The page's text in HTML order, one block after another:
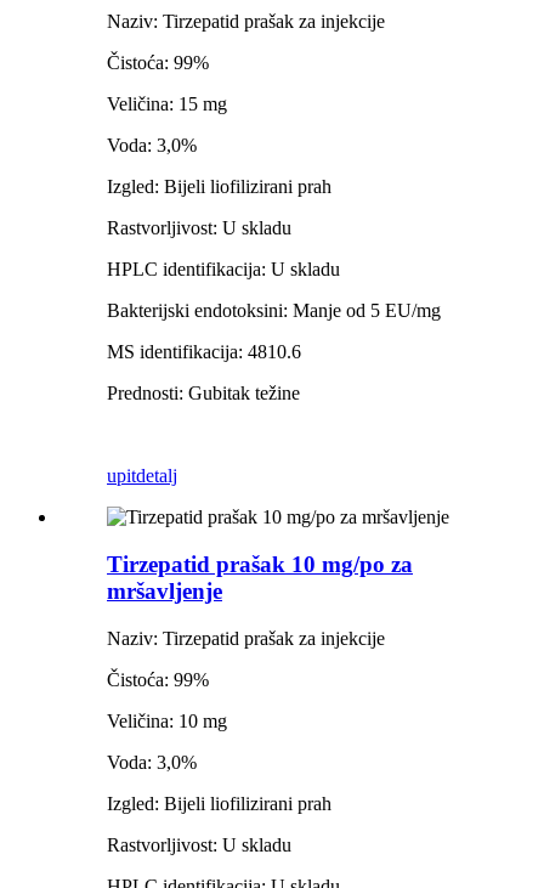
Naziv: Tirzepatid prašak za injekcije
Čistoća: 99%
Veličina: 15 mg
Voda: 3,0%
Izgled: Bijeli liofilizirani prah
Rastvorljivost: U skladu
HPLC identifikacija: U skladu
Bakterijski endotoksini: Manje od 5 EU/mg
MS identifikacija: 4810.6
Prednosti: Gubitak težine
upitdetalj
Tirzepatid prašak 10 mg/po za
mršavljenje
Naziv: Tirzepatid prašak za injekcije
Čistoća: 99%
Veličina: 10 mg
Voda: 3,0%
Izgled: Bijeli liofilizirani prah
Rastvorljivost: U skladu